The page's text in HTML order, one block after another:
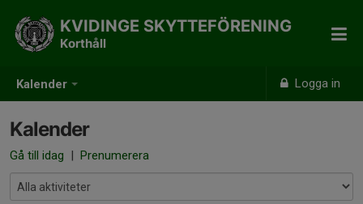
Kalender Logga in
KVIDINGE SKYTTEFÖRENING
Korthåll
Kalender
Gå till idag | Prenumerera